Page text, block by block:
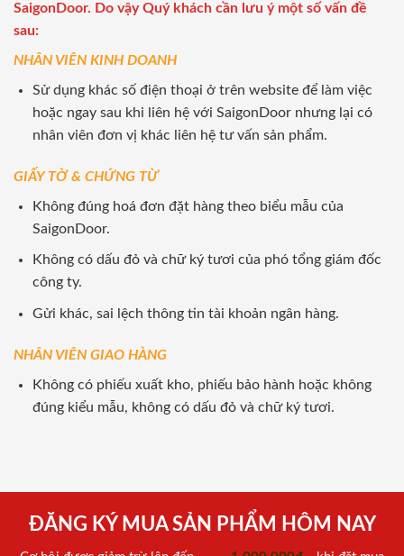
SaigonDoor. Do vậy Quý khách cần lưu ý một số vấn đề
sau:
NHÂN VIÊN KINH DOANH
Sử dụng khác số điện thoại ở trên website để làm việc
hoặc ngay sau khi liên hệ với SaigonDoor nhưng lại có
nhân viên đơn vị khác liên hệ tư vấn sản phẩm.
GIẤY TỜ & CHỨNG TỪ
Không đúng hoá đơn đặt hàng theo biểu mẫu của
SaigonDoor.
Không có dấu đỏ và chữ ký tươi của phó tổng giám đốc
công ty.
Gửi khác, sai lệch thông tin tài khoản ngân hàng.
NHÂN VIÊN GIAO HÀNG
Không có phiếu xuất kho, phiếu bảo hành hoặc không
đúng kiểu mẫu, không có dấu đỏ và chữ ký tươi.
ĐĂNG KÝ MUA SẢN PHẨM HÔM NAY